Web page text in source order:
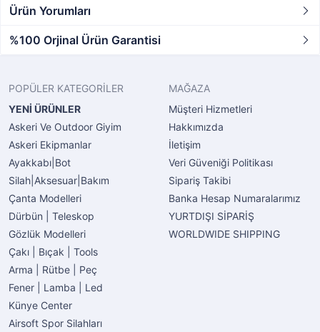
Ürün Yorumları
%100 Orjinal Ürün Garantisi
POPÜLER KATEGORİLER
YENİ ÜRÜNLER
Askeri Ve Outdoor Giyim
Askeri Ekipmanlar
Ayakkabı|Bot
Silah|Aksesuar|Bakım
Çanta Modelleri
Dürbün | Teleskop
Gözlük Modelleri
Çakı | Bıçak | Tools
Arma | Rütbe | Peç
Fener | Lamba | Led
Künye Center
Airsoft Spor Silahları
MAĞAZA
Müşteri Hizmetleri
Hakkımızda
İletişim
Veri Güveniği Politikası
Sipariş Takibi
Banka Hesap Numaralarımız
YURTDIŞI SİPARİŞ
WORLDWIDE SHIPPING